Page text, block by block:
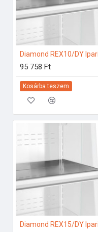
95 758 Ft
Kosárba teszem